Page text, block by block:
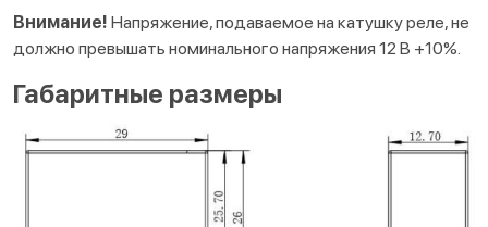
Внимание! Напряжение, подаваемое на катушку реле, не
должно превышать номинального напряжения 12 В +10%.
Габаритные размеры